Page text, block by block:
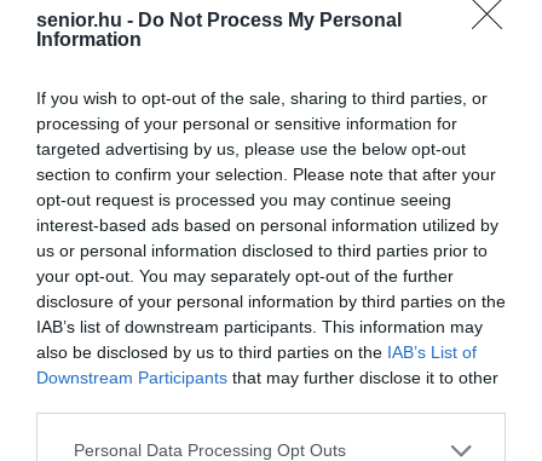
senior.hu - Do Not Process My Personal
Information
If you wish to opt-out of the sale, sharing to third parties, or
processing of your personal or sensitive information for
targeted advertising by us, please use the below opt-out
section to confirm your selection. Please note that after your
opt-out request is processed you may continue seeing
interest-based ads based on personal information utilized by
us or personal information disclosed to third parties prior to
your opt-out. You may separately opt-out of the further
disclosure of your personal information by third parties on the
IAB’s list of downstream participants. This information may
also be disclosed by us to third parties on the IAB’s List of
Downstream Participants that may further disclose it to other
Please note that this website/app uses one or more Google
Personal Data Processing Opt Outs